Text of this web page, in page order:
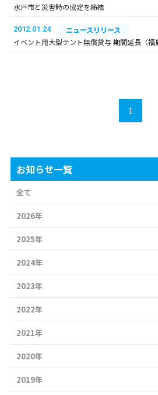
水戸市と災害時の協定を締結
2012.01.24
ニュースリリース
イベント用大型テント無償貸与 期間延長（福
1
お知らせ一覧
全て
2026年
2025年
2024年
2023年
2022年
2021年
2020年
2019年